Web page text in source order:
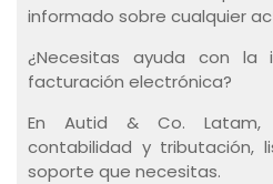
informado sobre cualquier
¿Necesitas ayuda con la
facturación electrónica?
En Autid & Co. Latam,
contabilidad y tributación,
soporte que necesitas.